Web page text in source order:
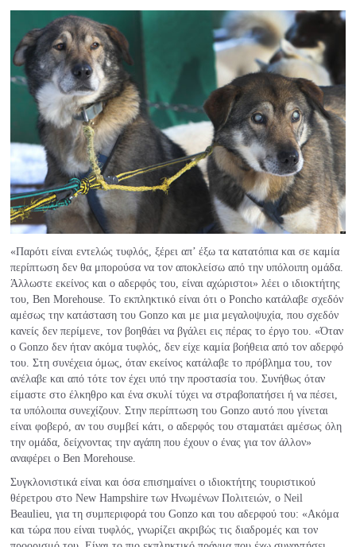
«Παρότι είναι εντελώς τυφλός, ξέρει απ’ έξω τα κατατόπια και σε καμία
περίπτωση δεν θα μπορούσα να τον αποκλείσω από την υπόλοιπη ομάδα.
Άλλωστε εκείνος και ο αδερφός του, είναι αχώριστοι» λέει ο ιδιοκτήτης
του, Ben Morehouse. Το εκπληκτικό είναι ότι ο Poncho κατάλαβε σχεδόν
αμέσως την κατάσταση του Gonzo και με μια μεγαλοψυχία, που σχεδόν
κανείς δεν περίμενε, τον βοηθάει να βγάλει εις πέρας το έργο του. «Όταν
ο Gonzo δεν ήταν ακόμα τυφλός, δεν είχε καμία βοήθεια από τον αδερφό
του. Στη συνέχεια όμως, όταν εκείνος κατάλαβε το πρόβλημα του, τον
ανέλαβε και από τότε τον έχει υπό την προστασία του. Συνήθως όταν
είμαστε στο έλκηθρο και ένα σκυλί τύχει να στραβοπατήσει ή να πέσει,
τα υπόλοιπα συνεχίζουν. Στην περίπτωση του Gonzo αυτό που γίνεται
είναι φοβερό, αν του συμβεί κάτι, ο αδερφός του σταματάει αμέσως όλη
την ομάδα, δείχνοντας την αγάπη που έχουν ο ένας για τον άλλον»
αναφέρει ο Ben Morehouse.
Συγκλονιστικά είναι και όσα επισημαίνει ο ιδιοκτήτης τουριστικού
θέρετρου στο New Hampshire των Ηνωμένων Πολιτειών, ο Neil
Beaulieu, για τη συμπεριφορά του Gonzo και του αδερφού του: «Ακόμα
και τώρα που είναι τυφλός, γνωρίζει ακριβώς τις διαδρομές και τον